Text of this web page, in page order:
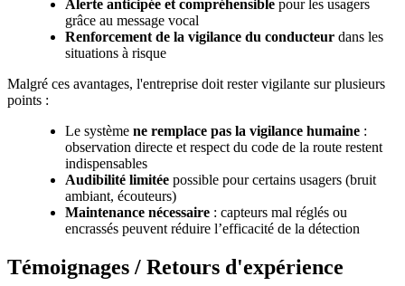
Alerte anticipée et compréhensible pour les usagers
grâce au message vocal
Renforcement de la vigilance du conducteur dans les
situations à risque
Malgré ces avantages, l'entreprise doit rester vigilante sur plusieurs
points :
Le système ne remplace pas la vigilance humaine :
observation directe et respect du code de la route restent
indispensables
Audibilité limitée possible pour certains usagers (bruit
ambiant, écouteurs)
Maintenance nécessaire : capteurs mal réglés ou
encrassés peuvent réduire l’efficacité de la détection
Témoignages / Retours d'expérience